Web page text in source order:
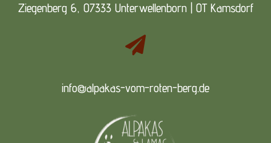
Ziegenberg 6, 07333 Unterwellenborn | OT Kamsdorf

info@alpakas-vom-roten-berg.de